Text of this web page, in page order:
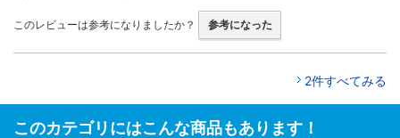
このレビューは参考になりましたか？ 参考になった
2件すべてみる
このカテゴリにはこんな商品もあります！